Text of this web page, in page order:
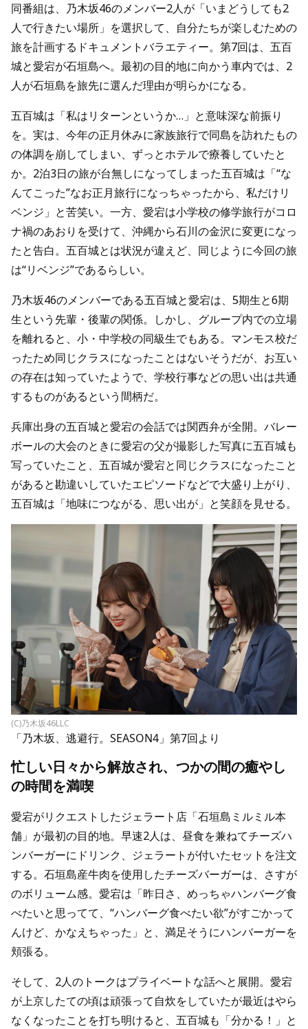
同番組は、乃木坂46のメンバー2人が「いまどうしても2
人で行きたい場所」を選択して、自分たちが楽しむための
旅を計画するドキュメントバラエティー。第7回は、五百
城と愛宕が石垣島へ。最初の目的地に向かう車内では、2
人が石垣島を旅先に選んだ理由が明らかになる。
五百城は「私はリターンというか…」と意味深な前振り
を。実は、今年の正月休みに家族旅行で同島を訪れたもの
の体調を崩してしまい、ずっとホテルで療養していたと
か。2泊3日の旅が台無しになってしまった五百城は「“な
んてこった”なお正月旅行になっちゃったから、私だけリ
ベンジ」と苦笑い。一方、愛宕は小学校の修学旅行がコロ
ナ禍のあおりを受けて、沖縄から石川の金沢に変更になっ
たと告白。五百城とは状況が違えど、同じように今回の旅
は“リベンジ”であるらしい。
乃木坂46のメンバーである五百城と愛宕は、5期生と6期
生という先輩・後輩の関係。しかし、グループ内での立場
を離れると、小・中学校の同級生でもある。マンモス校だ
ったため同じクラスになったことはないそうだが、お互い
の存在は知っていたようで、学校行事などの思い出は共通
するものがあるという間柄だ。
兵庫出身の五百城と愛宕の会話では関西弁が全開。バレー
ボールの大会のときに愛宕の父が撮影した写真に五百城も
写っていたこと、五百城が愛宕と同じクラスになったこと
があると勘違いしていたエピソードなどで大盛り上がり、
五百城は「地味につながる、思い出が」と笑顔を見せる。
(C)乃木坂46LLC
「乃木坂、逃避行。SEASON4」第7回より
忙しい日々から解放され、つかの間の癒やし
の時間を満喫
愛宕がリクエストしたジェラート店「石垣島ミルミル本
舗」が最初の目的地。早速2人は、昼食を兼ねてチーズハ
ンバーガーにドリンク、ジェラートが付いたセットを注文
する。石垣島産牛肉を使用したチーズバーガーは、さすが
のボリューム感。愛宕は「昨日さ、めっちゃハンバーグ食
べたいと思ってて、“ハンバーグ食べたい欲”がすごかって
んけど、かなえちゃった」と、満足そうにハンバーガーを
頬張る。
そして、2人のトークはプライベートな話へと展開。愛宕
が上京したての頃は頑張って自炊をしていたが最近はやら
なくなったことを打ち明けると、五百城も「分かる！」と